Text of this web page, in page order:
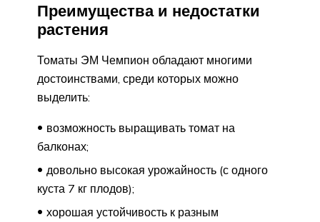
Преимущества и недостатки
растения
Томаты ЭМ Чемпион обладают многими
достоинствами, среди которых можно
выделить:
возможность выращивать томат на
балконах;
довольно высокая урожайность (с одного
куста 7 кг плодов);
хорошая устойчивость к разным